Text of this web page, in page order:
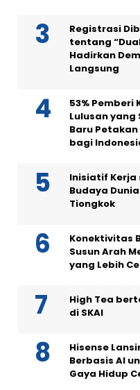
Registrasi
tentang
Hadirkan
Langsung
53% Pemberi
Lulusan yang
Baru
bagi
Inisiatif Kerja
Budaya
Tiongkok
Konektivitas
Susun Arah
yang Lebih
High Tea
di SKAI
Hisense
Berbasis AI
Gaya Hidup